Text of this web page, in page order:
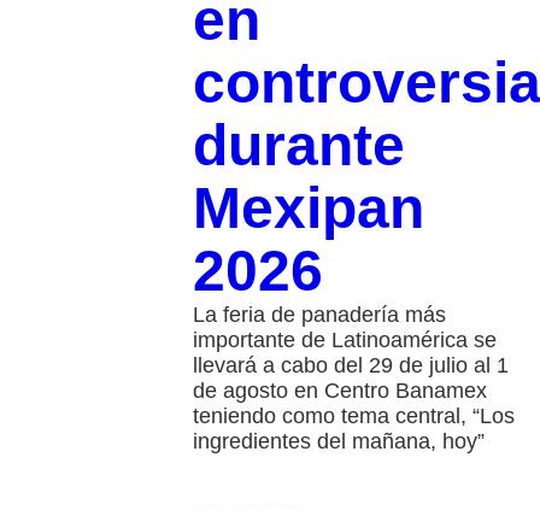
en
controversia
durante
Mexipan
2026
La feria de panadería más
importante de Latinoamérica se
llevará a cabo del 29 de julio al 1
de agosto en Centro Banamex
teniendo como tema central, “Los
ingredientes del mañana, hoy”